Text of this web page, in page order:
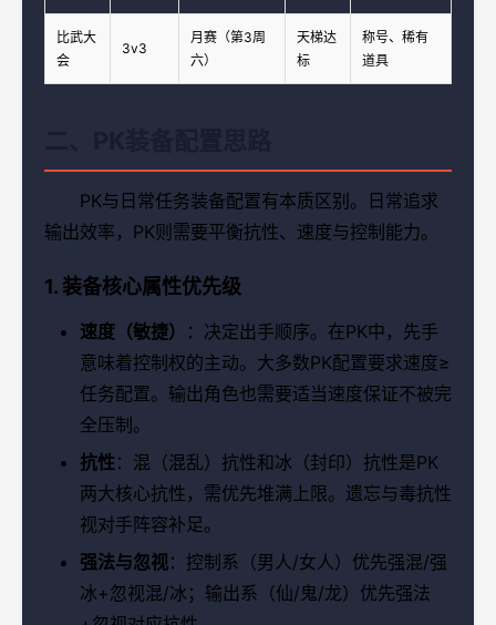
比武大
会
3v3
月赛（第3周
六）
天梯达
标
称号、稀有
道具
PK与日常任务装备配置有本质区别。日常追求
输出效率，PK则需要平衡抗性、速度与控制能力。
1. 装备核心属性优先级
速度（敏捷）
：决定出手顺序。在PK中，先手
意味着控制权的主动。大多数PK配置要求速度≥
任务配置。输出角色也需要适当速度保证不被完
全压制。
抗性：混（混乱）抗性和冰（封印）抗性是PK
两大核心抗性，需优先堆满上限。遗忘与毒抗性
视对手阵容补足。
强法与忽视：控制系（男人/女人）优先强混/强
冰+忽视混/冰；输出系（仙/鬼/龙）优先强法